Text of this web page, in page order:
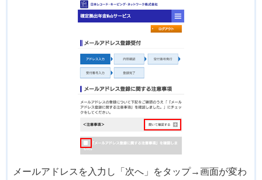
メールアドレスを入力し「次へ」をタップ→画面が変わ